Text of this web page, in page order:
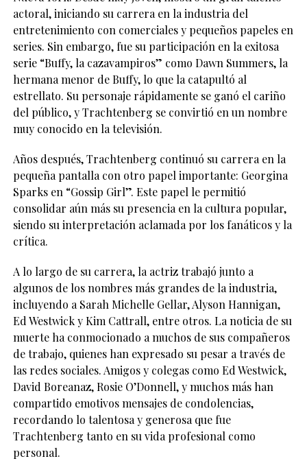
actoral, iniciando su carrera en la industria del
entretenimiento con comerciales y pequeños papeles en
series. Sin embargo, fue su participación en la exitosa
serie “Buffy, la cazavampiros” como Dawn Summers, la
hermana menor de Buffy, lo que la catapultó al
estrellato. Su personaje rápidamente se ganó el cariño
del público, y Trachtenberg se convirtió en un nombre
muy conocido en la televisión.
Años después, Trachtenberg continuó su carrera en la
pequeña pantalla con otro papel importante: Georgina
Sparks en “Gossip Girl”. Este papel le permitió
consolidar aún más su presencia en la cultura popular,
siendo su interpretación aclamada por los fanáticos y la
crítica.
A lo largo de su carrera, la actriz trabajó junto a
algunos de los nombres más grandes de la industria,
incluyendo a Sarah Michelle Gellar, Alyson Hannigan,
Ed Westwick y Kim Cattrall, entre otros. La noticia de su
muerte ha conmocionado a muchos de sus compañeros
de trabajo, quienes han expresado su pesar a través de
las redes sociales. Amigos y colegas como Ed Westwick,
David Boreanaz, Rosie O’Donnell, y muchos más han
compartido emotivos mensajes de condolencias,
recordando lo talentosa y generosa que fue
Trachtenberg tanto en su vida profesional como
personal.